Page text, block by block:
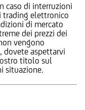
caso di interruzioni
trading elettronico
di mercato
dei prezzi dei
vengono
dovete aspettarvi
titolo sul
situazione.